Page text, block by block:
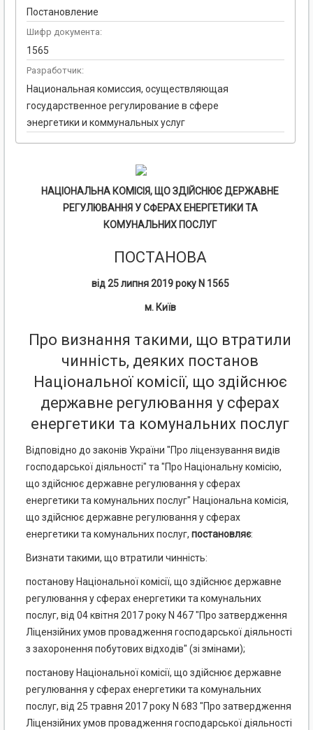
Постановление
Шифр документа:
1565
Разработчик:
Национальная комиссия, осуществляющая
государственное регулирование в сфере
энергетики и коммунальных услуг
НАЦІОНАЛЬНА КОМІСІЯ, ЩОЗДІЙСНЮЄДЕРЖАВНЕ
РЕГУЛЮВАННЯ У СФЕРАХ ЕНЕРГЕТИКИ ТА
КОМУНАЛЬНИХ ПОСЛУГ
ПОСТАНОВА
від25липня2019рокуN 1565
м. Київ
Про визнання такими, що втратили
чинність, деяких постанов
Національної комісії, що здійснює
державне регулювання у сферах
енергетики та комунальних послуг
Відповідно до законів України "Про ліцензування видів
господарської діяльності" та "Про Національну комісію,
що здійснює державне регулювання у сферах
енергетики та комунальних послуг" Національна комісія,
що здійснює державне регулювання у сферах
енергетики та комунальних послуг, постановляє:
Визнати такими, що втратили чинність:
постанову Національної комісії, що здійснює державне
регулювання у сферах енергетики та комунальних
послуг, від 04 квітня 2017 року N 467 "Про затвердження
Ліцензійних умов провадження господарської діяльності
з захоронення побутових відходів" (зі змінами);
постанову Національної комісії, що здійснює державне
регулювання у сферах енергетики та комунальних
послуг, від 25 травня 2017 року N 683 "Про затвердження
Ліцензійних умов провадження господарської діяльності